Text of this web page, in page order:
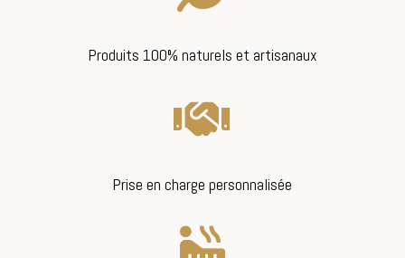
Produits 100% naturels et artisanaux

Prise en charge personnalisée
